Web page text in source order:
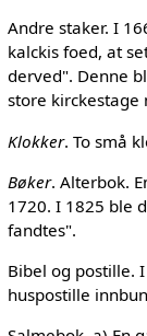
Andre staker. I
kalckis foed, at
derved". Denne
store kirckestage
Klokker. To små
Bøker. Alterbok.
1720. I 1825 ble
fandtes".
Bibel og postille.
huspostille